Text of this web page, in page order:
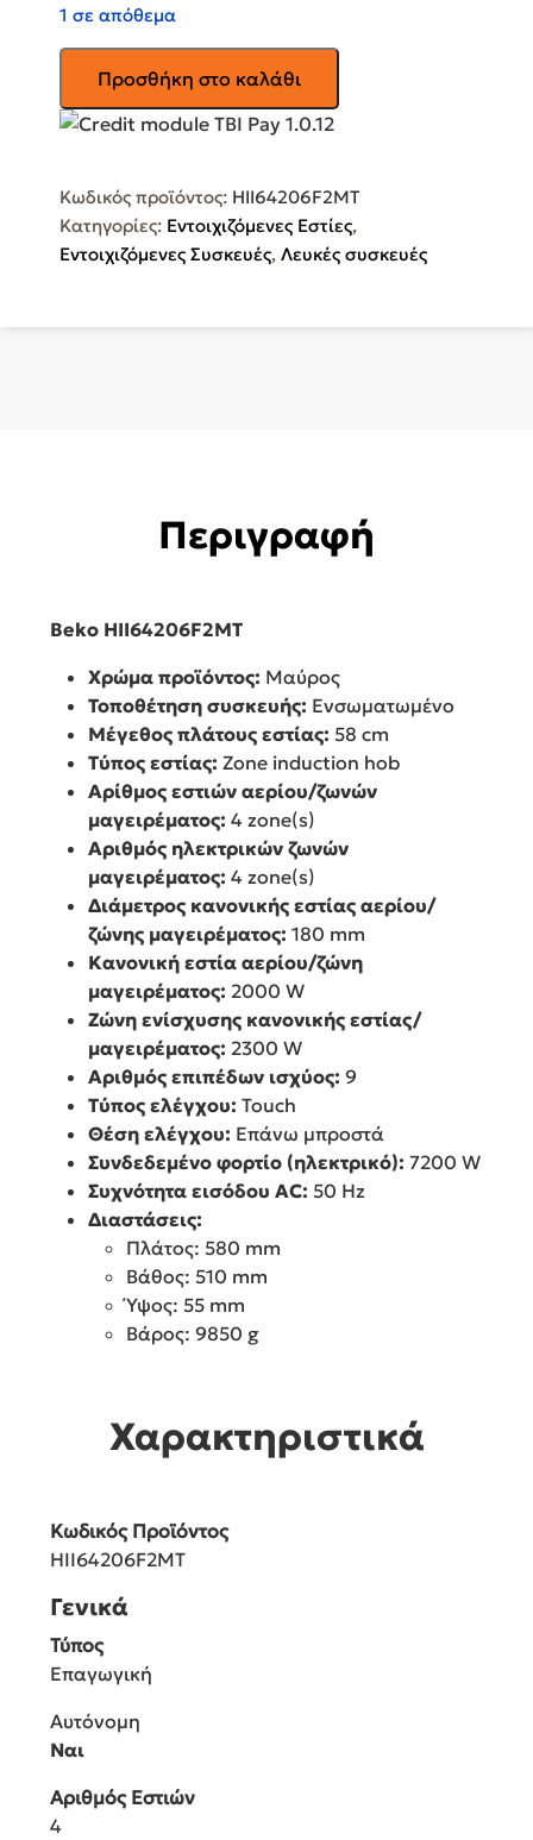
1 σε απόθεμα
Επαγωγική
Εστία
HII64206F2MT
ποσότητα
Προσθήκη στο καλάθι
Κωδικός προϊόντος: HII64206F2MT
Κατηγορίες: Εντοιχιζόμενες Εστίες,
Εντοιχιζόμενες Συσκευές, Λευκές συσκευές
Περιγραφή
Beko HII64206F2MT
Χρώμα προϊόντος: Μαύρος
Τοποθέτηση συσκευής: Ενσωματωμένο
Μέγεθος πλάτους εστίας: 58 cm
Τύπος εστίας: Zone induction hob
Αρίθμος εστιών αερίου/ζωνών
μαγειρέματος: 4 zone(s)
Αριθμός ηλεκτρικών ζωνών
μαγειρέματος: 4 zone(s)
Διάμετρος κανονικής εστίας αερίου/
ζώνης μαγειρέματος: 180 mm
Κανονική εστία αερίου/ζώνη
μαγειρέματος: 2000 W
Ζώνη ενίσχυσης κανονικής εστίας/
μαγειρέματος: 2300 W
Αριθμός επιπέδων ισχύος: 9
Τύπος ελέγχου: Touch
Θέση ελέγχου: Επάνω μπροστά
Συνδεδεμένο φορτίο (ηλεκτρικό): 7200 W
Συχνότητα εισόδου AC: 50 Hz
Διαστάσεις:
Πλάτος: 580 mm
Βάθος: 510 mm
Ύψος: 55 mm
Βάρος: 9850 g
Χαρακτηριστικά
Κωδικός Προϊόντος
HII64206F2MT
Γενικά
Τύπος
Επαγωγική
Αυτόνομη
Ναι
Αριθμός Εστιών
4